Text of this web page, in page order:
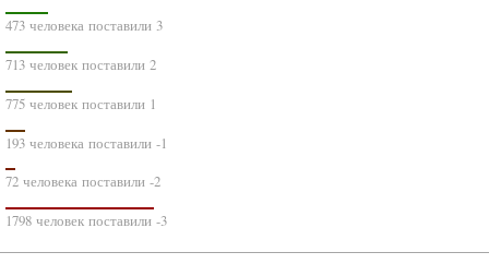
473 человека поставили 3
713 человек поставили 2
775 человек поставили 1
193 человека поставили -1
72 человека поставили -2
1798 человек поставили -3